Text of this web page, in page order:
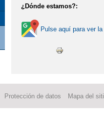
¿Dónde estamos?:
Pulse aquí para ver
Protección de datos Mapa del